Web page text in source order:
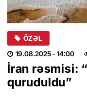
ÖZƏL
19.08.2025- 14:00
İran rəsmisi:
quruduldu”